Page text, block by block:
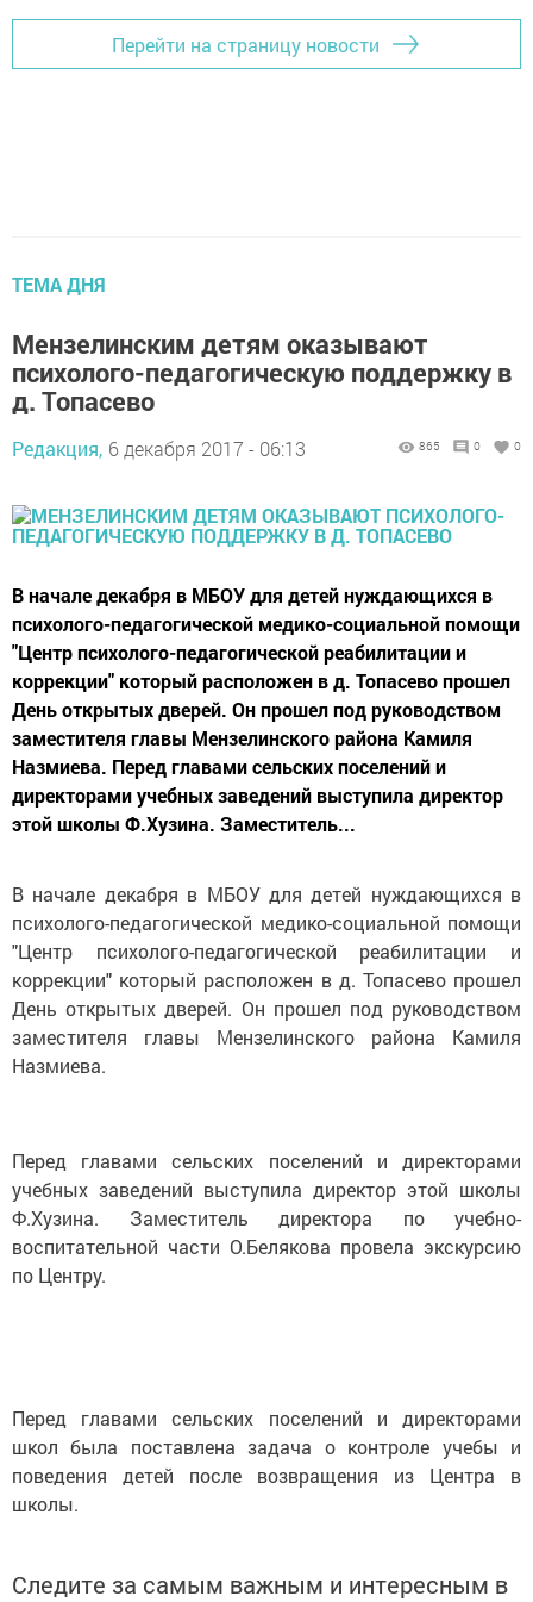
Перейти на страницу новости
ТЕМА ДНЯ
Мензелинским детям оказывают
психолого-педагогическую поддержку в
д. Топасево
Редакция, 6 декабря 2017 - 06:13 865 0 0
В начале декабря в МБОУ для детей нуждающихся в
психолого-педагогической медико-социальной помощи
"Центр психолого-педагогической реабилитации и
коррекции" который расположен в д. Топасево прошел
День открытых дверей. Он прошел под руководством
заместителя главы Мензелинского района Камиля
Назмиева. Перед главами сельских поселений и
директорами учебных заведений выступила директор
этой школы Ф.Хузина. Заместитель...
В начале декабря в МБОУ для детей нуждающихся в
психолого-педагогической медико-социальной помощи
"Центр психолого-педагогической реабилитации и
коррекции" который расположен в д. Топасево прошел
День открытых дверей. Он прошел под руководством
заместителя главы Мензелинского района Камиля
Назмиева.
Перед главами сельских поселений и директорами
учебных заведений выступила директор этой школы
Ф.Хузина. Заместитель директора по учебно-
воспитательной части О.Белякова провела экскурсию
по Центру.
Перед главами сельских поселений и директорами
школ была поставлена задача о контроле учебы и
поведения детей после возвращения из Центра в
школы.
Следите за самым важным и интересным в